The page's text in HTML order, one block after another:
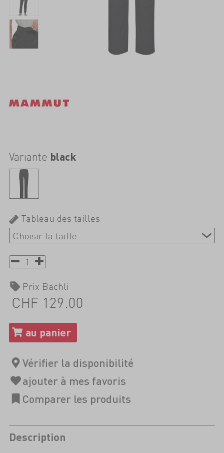
Variante black
Tableau des tailles
Prix Bächli
CHF 129.00
Description